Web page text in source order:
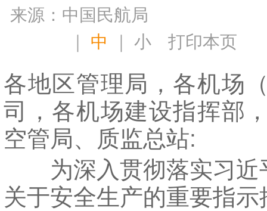
来源：中国民航局
｜ 中 ｜小 打印本页
各地区管理局，各机场
司，各机场建设指挥部
空管局、质监总站:
为深入贯彻落实习近
关于安全生产的重要指示